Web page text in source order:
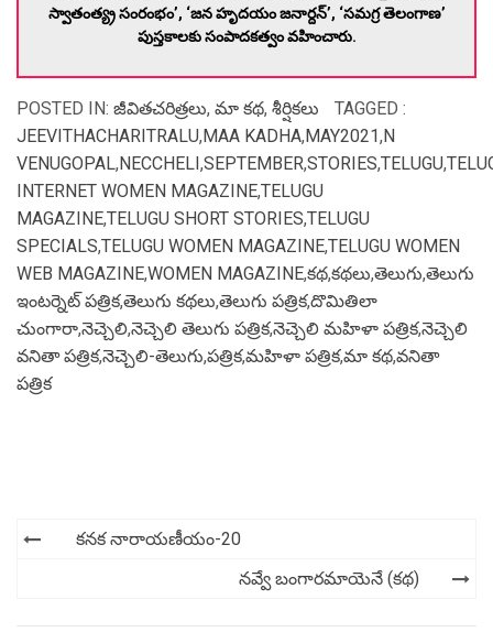
స్వాతంత్య్ర సంరంభం’, ‘జ‌న హృద‌యం జ‌నార్ద‌న్‌’, ‘స‌మ‌గ్ర తెలంగాణ’
పుస్త‌కాల‌కు సంపాద‌క‌త్వం వ‌హించారు.
POSTED IN: జీవితచరిత్రలు, మా కథ, శీర్షికలు
TAGGED :
JEEVITHACHARITRALU,MAA KADHA,MAY2021,N
VENUGOPAL,NECCHELI,SEPTEMBER,STORIES,TELUGU,
INTERNET WOMEN MAGAZINE,TELUGU
MAGAZINE,TELUGU SHORT STORIES,TELUGU
SPECIALS,TELUGU WOMEN MAGAZINE,TELUGU WOMEN
WEB MAGAZINE,WOMEN MAGAZINE,కథ,కథలు,తెలుగు,తెలుగు
ఇంటర్నెట్ పత్రిక,తెలుగు కథలు,తెలుగు పత్రిక,దొమితిలా
చుంగారా,నెచ్చెలి,నెచ్చెలి తెలుగు పత్రిక,నెచ్చెలి మహిళా పత్రిక,నెచ్చెలి
వనితా పత్రిక,నెచ్చెలి-తెలుగు,పత్రిక,మహిళా పత్రిక,మా కథ,వనితా
పత్రిక
Post
కనక నారాయణీయం-20
నవ్వే బంగారమాయెనే (కథ)